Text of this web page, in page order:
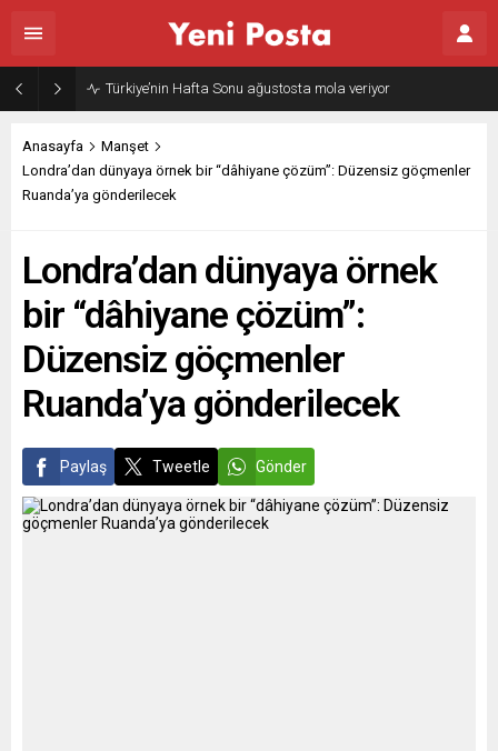
Türkiye’nin Hafta Sonu ağustosta mola veriyor
Anasayfa
Manşet
Londra’dan dünyaya örnek bir “dâhiyane çözüm”: Düzensiz göçmenler
Ruanda’ya gönderilecek
Londra’dan dünyaya örnek
bir “dâhiyane çözüm”:
Düzensiz göçmenler
Ruanda’ya gönderilecek
Paylaş Tweetle Gönder